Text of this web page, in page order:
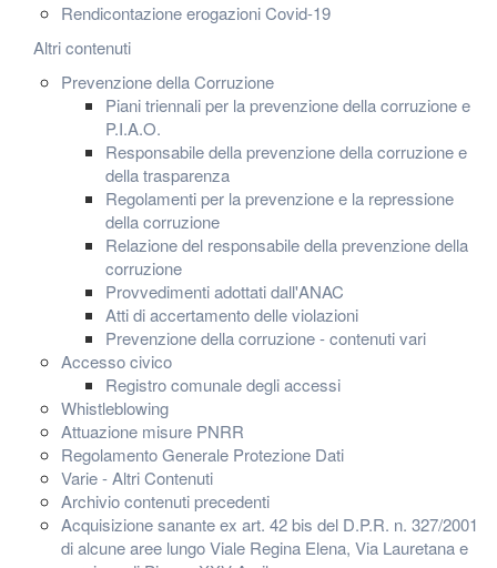
Rendicontazione erogazioni Covid-19
Altri contenuti
Prevenzione della Corruzione
Piani triennali per la prevenzione della corruzione e
P.I.A.O.
Responsabile della prevenzione della corruzione e
della trasparenza
Regolamenti per la prevenzione e la repressione
della corruzione
Relazione del responsabile della prevenzione della
corruzione
Provvedimenti adottati dall'ANAC
Atti di accertamento delle violazioni
Prevenzione della corruzione - contenuti vari
Accesso civico
Registro comunale degli accessi
Whistleblowing
Attuazione misure PNRR
Regolamento Generale Protezione Dati
Varie - Altri Contenuti
Archivio contenuti precedenti
Acquisizione sanante ex art. 42 bis del D.P.R. n. 327/2001
di alcune aree lungo Viale Regina Elena, Via Lauretana e